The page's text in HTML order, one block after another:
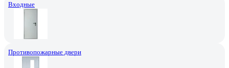
Входные
Противопожарные двери